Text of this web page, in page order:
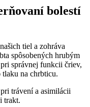
bolestí
tiel a zohráva
spôsobených hrubým
správnej funkcii čriev,
tlaku na chrbticu.
trávení a asimilácii
trakt.